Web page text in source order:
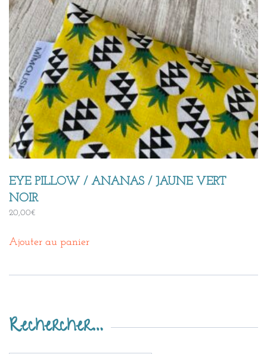
EYE PILLOW / ANANAS / JAUNE VERT
NOIR
20,00€
Ajouter au panier
Rechercher…